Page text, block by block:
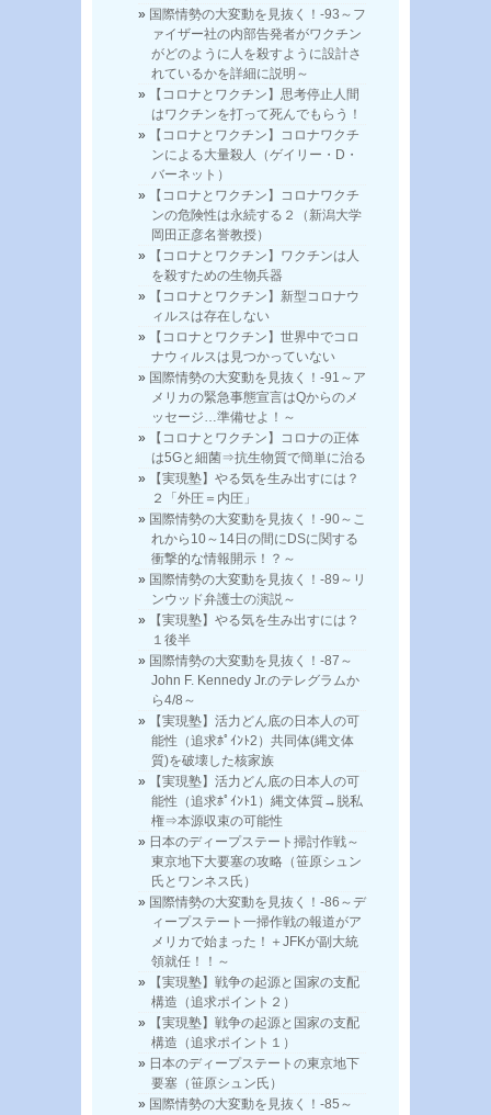
国際情勢の大変動を見抜く！-93～フ
ァイザー社の内部告発者がワクチン
がどのように人を殺すように設計さ
れているかを詳細に説明～
【コロナとワクチン】思考停止人間
はワクチンを打って死んでもらう！
【コロナとワクチン】コロナワクチ
ンによる大量殺人（ゲイリー・D・
バーネット）
【コロナとワクチン】コロナワクチ
ンの危険性は永続する２（新潟大学
岡田正彦名誉教授）
【コロナとワクチン】ワクチンは人
を殺すための生物兵器
【コロナとワクチン】新型コロナウ
ィルスは存在しない
【コロナとワクチン】世界中でコロ
ナウィルスは見つかっていない
国際情勢の大変動を見抜く！-91～ア
メリカの緊急事態宣言はQからのメ
ッセージ…準備せよ！～
【コロナとワクチン】コロナの正体
は5Gと細菌⇒抗生物質で簡単に治る
【実現塾】やる気を生み出すには？
２「外圧＝内圧」
国際情勢の大変動を見抜く！-90～こ
れから10～14日の間にDSに関する
衝撃的な情報開示！？～
国際情勢の大変動を見抜く！-89～リ
ンウッド弁護士の演説～
【実現塾】やる気を生み出すには？
１後半
国際情勢の大変動を見抜く！-87～
John F. Kennedy Jr.のテレグラムか
ら4/8～
【実現塾】活力どん底の日本人の可
能性（追求ﾎﾟｲﾝﾄ2）共同体(縄文体
質)を破壊した核家族
【実現塾】活力どん底の日本人の可
能性（追求ﾎﾟｲﾝﾄ1）縄文体質→脱私
権⇒本源収束の可能性
日本のディープステート掃討作戦～
東京地下大要塞の攻略（笹原シュン
氏とワンネス氏）
国際情勢の大変動を見抜く！-86～デ
ィープステート一掃作戦の報道がア
メリカで始まった！＋JFKが副大統
領就任！！～
【実現塾】戦争の起源と国家の支配
構造（追求ポイント２）
【実現塾】戦争の起源と国家の支配
構造（追求ポイント１）
日本のディープステートの東京地下
要塞（笹原シュン氏）
国際情勢の大変動を見抜く！-85～